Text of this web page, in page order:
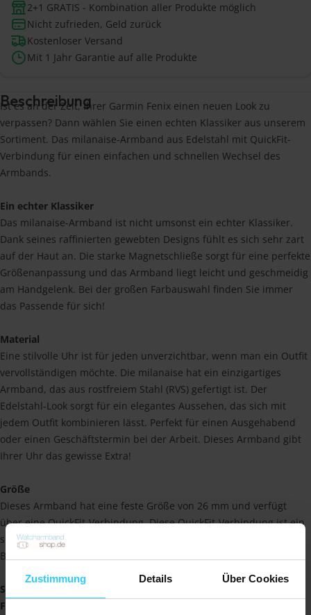
Zustimmung Details Über Cookies
2+1 GRATIS - Kombination aller Produkte möglich
Nicht zufrieden, Geld zurück
Kostenloser Versand
Mit 1 Jahr Garantie auf alle Produkte
Beschreibung
Ist es an der Zeit, Ihrer Garmin Fenix einen neuen Look zu
verpassen? Dann wählen Sie einen echten Klassiker aus unserem
Sortiment. Das milanaise-Armband aus Edelstahl mit QuickFit-
Verbindung für einen einfachen und schnellen Wechsel des
Armbands.
Ein echter Klassiker
Das milanaise-Armband ist nicht umsonst ein echter Klassiker.
Dank seines raffinierten gewebten Designs fühlt es sich sehr zart
auf der Haut an. Die starke Magnetschließe sorgt für eine perfekte
Größenanpassung und das Armband liegt leicht und geschmeidig
am Handgelenk. Bei der großen Farbauswahl finden Sie immer
das Passende für sich!
Material
Eine stilvolle Uhr ist für jeden unverzichtbar, wenn man ein Outfit
vervollständigen möchte. Die milanaise hat ein einzigartiges
Armband, das aus rostfreiem Stahl (RVS) gefertigt ist. Der
Edelstahl-Look sorgt für ein elegantes Aussehen, das sich mit
jedem Outfit kombinieren lässt. Perfekt für einen Ausgehabend
oder einen Geschäftstermin bei der Arbeit. Dieses Armband gibt
Ihrer Uhr das gewisse Extra!
Größe
Dieses Armband hat eine feste Größe von 26 mm und verfügt
über eine QuickFit-Verbindung. Diese QuickFit-Verbindung ist ein
speziell von Garmin entwickeltes Klicksystem, das den
Bandwechsel noch einfacher macht.
Spezifikationen:
Farbe